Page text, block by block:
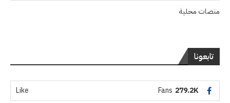
منصات محلية
تابعونا
279.2K
Fans
Like